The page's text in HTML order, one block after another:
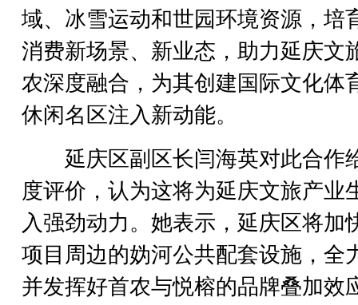
域、冰雪运动和世园环境资源，培
消费新场景、新业态，助力延庆文
农深度融合，为其创建国际文化体
休闲名区注入新动能。
延庆区副区长闫海英对此合作
度评价，认为这将为延庆文旅产业
入强劲动力。她表示，延庆区将加
项目周边的妫河公共配套设施，全
并发挥好首农与悦榕的品牌叠加效